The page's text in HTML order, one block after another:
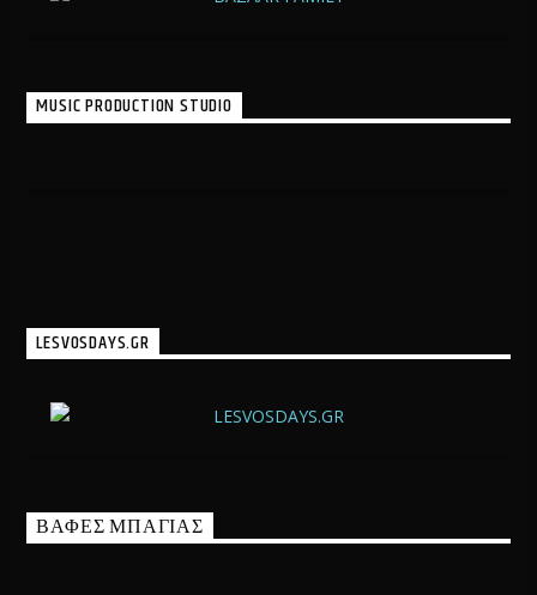
MUSIC PRODUCTION STUDIO
LESVOSDAYS.GR
ΒΑΦΕΣ ΜΠΑΓΙΑΣ